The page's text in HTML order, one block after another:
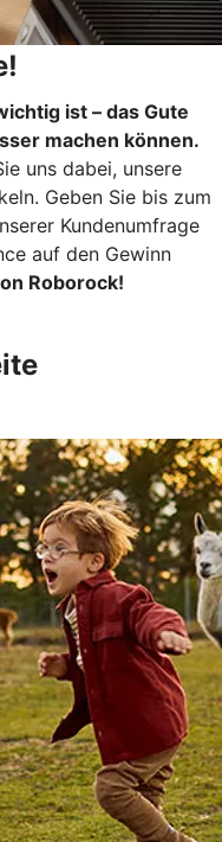
ist – das Gute
machen können.
uns dabei, unsere
Geben Sie bis zum
Kundenumfrage
auf den Gewinn
Roborock!